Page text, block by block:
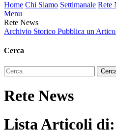
Home Chi Siamo Settimanale Rete
Menu
Rete News
Archivio Storico Pubblica un
Cerca
Rete News
Lista Articoli di: